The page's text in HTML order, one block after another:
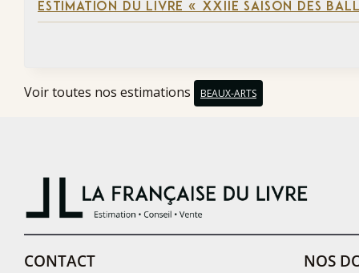
ESTIMATION DU LIVRE « XXIIE SAISON DES
Voir toutes nos estimations BEAUX-ARTS
CONTACT NOS